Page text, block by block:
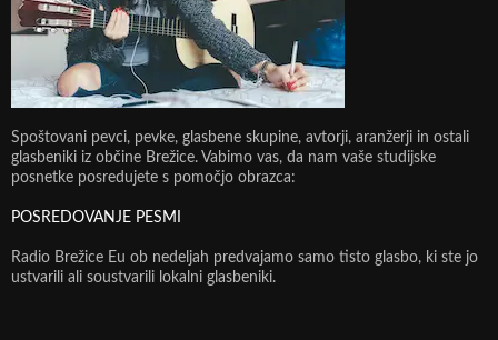
Spoštovani pevci, pevke, glasbene skupine, avtorji, aranžerji in ostali
glasbeniki iz občine Brežice. Vabimo vas, da nam vaše studijske
posnetke posredujete s pomočjo obrazca:
POSREDOVANJE PESMI
Radio Brežice Eu ob nedeljah predvajamo samo tisto glasbo, ki ste jo
ustvarili ali soustvarili lokalni glasbeniki.